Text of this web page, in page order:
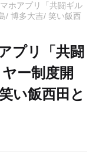
ホアプリ「共闘ギル
/ 博多大吉/ 笑い飯西
プリ「共闘
ー制度開
い飯西田と